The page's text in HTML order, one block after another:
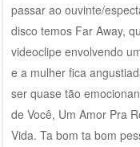
passar ao ouvinte/
disco temos Far Away,
videoclipe envolvendo
e a mulher fica
ser quase tão
de Você, Um Amor Pra
Vida. Ta bom ta bom